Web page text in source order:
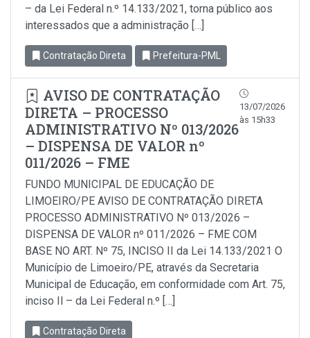
– da Lei Federal n.º 14.133/2021, torna público aos
interessados que a administração […]
Contratação Direta Prefeitura-PML
AVISO DE CONTRATAÇÃO
DIRETA – PROCESSO
ADMINISTRATIVO Nº 013/2026
– DISPENSA DE VALOR nº
011/2026 – FME
13/07/2026
às 15h33
FUNDO MUNICIPAL DE EDUCAÇÃO DE
LIMOEIRO/PE AVISO DE CONTRATAÇÃO DIRETA
PROCESSO ADMINISTRATIVO Nº 013/2026 –
DISPENSA DE VALOR nº 011/2026 – FME COM
BASE NO ART. Nº 75, INCISO II da Lei 14.133/2021 O
Município de Limoeiro/PE, através da Secretaria
Municipal de Educação, em conformidade com Art. 75,
inciso Il – da Lei Federal n.º […]
Contratação Direta